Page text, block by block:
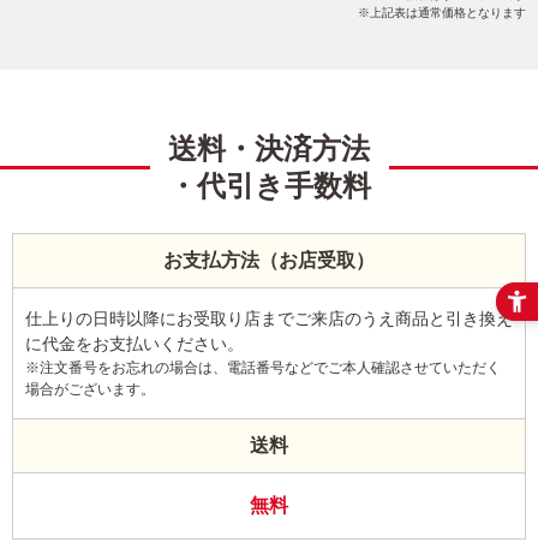
上記表は通常価格となります
送料・決済方法
・代引き手数料
お支払方法（お店受取）
仕上りの日時以降にお受取り店までご来店のうえ商品と引き換え
に代金をお支払いください。
※注文番号をお忘れの場合は、電話番号などでご本人確認させていただく
場合がございます。
送料
無料